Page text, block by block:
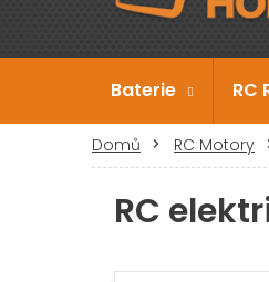
Baterie RC
Domů RC Motory
RC